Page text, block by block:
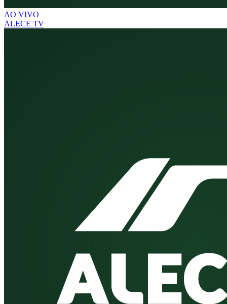
AO VIVO
ALECE TV